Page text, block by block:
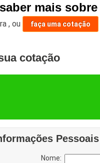
mais
,ou faça uma cotação
cotação
Pessoais
Nome: